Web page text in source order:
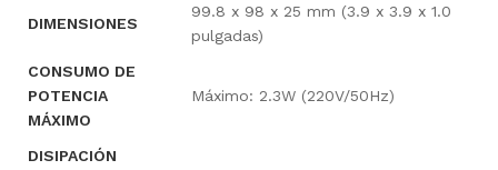
DIMENSIONES
99.8 x 98 x 25 mm (3.9 x 3.9 x 1.0
pulgadas)
CONSUMO DE
POTENCIA
MÁXIMO
Máximo: 2.3W (220V/50Hz)
DISIPACIÓN